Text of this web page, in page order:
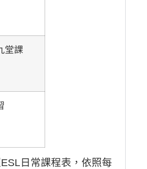
堂課
日常課程表，依照每